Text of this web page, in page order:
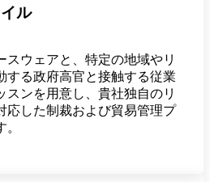
ル
スウェアと、特定の地域やリ
する政府高官と接触する従業
スンを用意し、貴社独自のリ
応した制裁および貿易管理プ